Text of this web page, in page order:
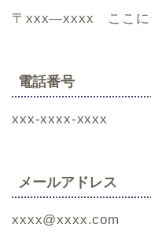
〒xxx―xxxx ここに
電話番号
xxx-xxxx-xxxx
メールアドレス
xxxx@xxxx.com